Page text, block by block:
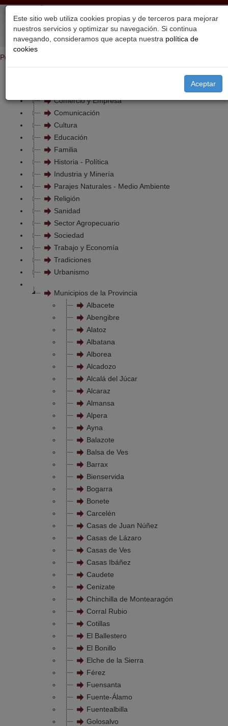
Este sitio web utiliza cookies propias y de terceros para mejorar
nuestros servicios y optimizar su navegación. Si continua
navegando, consideramos que acepta nuestra política de
cookies
Aceptar
Portada
Temas
Comercio y Empresa
Comunicación
Cultura
Educación
Familia
Historia - Política
Industria y Minería
Parajes Naturales - Medio Ambiente
Religión
Sanidad
Sector Agropecuario
Sociedad
Trabajo y Economía
Tradiciones
Urbanismo
Municipios de la Provincia
Albacete
Abengibre
Alatoz
Albatana
Alborea
Alcadozo
Alcalá del Júcar
Alcaraz
Almansa
Alpera
Ayna
Balazote
Balsa de Ves
Barrax
Bienservida
Bogarra
Bonete
Carcelén
Casas de Juan Núñez
Casas de Lázaro
Casas de Ves
Casas Ibáñez
Caudete
Cenizate
Chinchilla de Montearagón
Corral Rubio
Cotillas
El Ballestero
El Bonillo
Elche de la Sierra
Férez
Fuensanta
Fuente-Álamo
Fuentealbilla
Golosalvo